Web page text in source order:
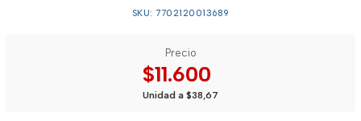
SKU: 7702120013689
Precio
$11.600
Unidad a $38,67